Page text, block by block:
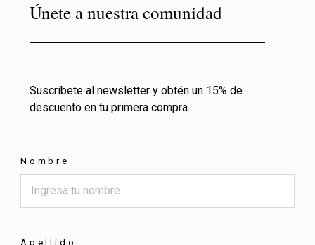
Únete a nuestra comunidad
Suscríbete al newsletter y obtén un 15% de
descuento en tu primera compra.
Nombre
Apellido